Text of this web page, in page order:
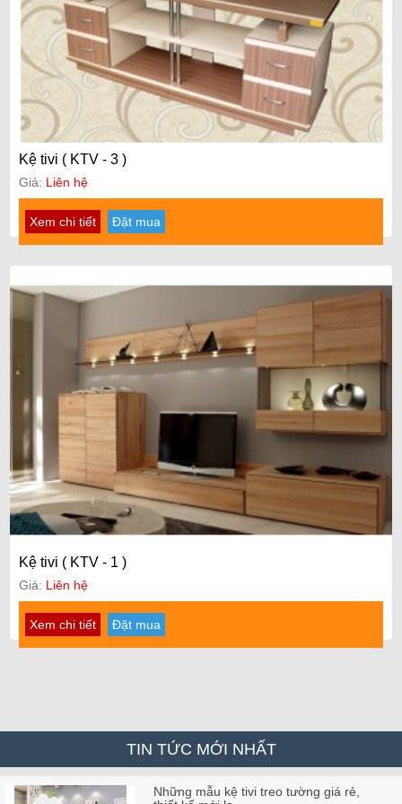
Kệ tivi ( KTV - 3 )
Giá: Liên hệ
Xem chi tiết Đặt mua
Kệ tivi ( KTV - 1 )
Giá: Liên hệ
Xem chi tiết Đặt mua
TIN TỨC MỚI NHẤT
Những mẫu kệ tivi treo tường giá rẻ,